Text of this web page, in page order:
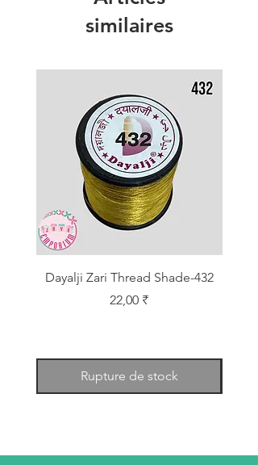
similaires
Dayalji Zari Thread Shade-432
Prix
22,00 ₹
Rupture de stock